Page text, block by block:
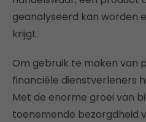
geanalyseerd kan worden
krijgt.
Om gebruik te maken van
financiële dienstverleners
Met de enorme groei van
toenemende bezorgdheid